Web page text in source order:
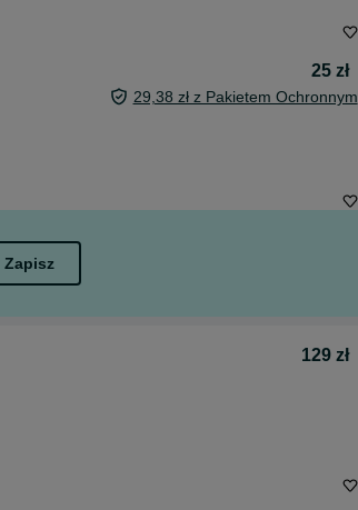
25 zł
29,38 zł z Pakietem Ochronnym
Zapisz
129 zł